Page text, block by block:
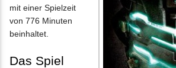
mit einer Spielzeit
von 776 Minuten
beinhaltet.
Das Spiel